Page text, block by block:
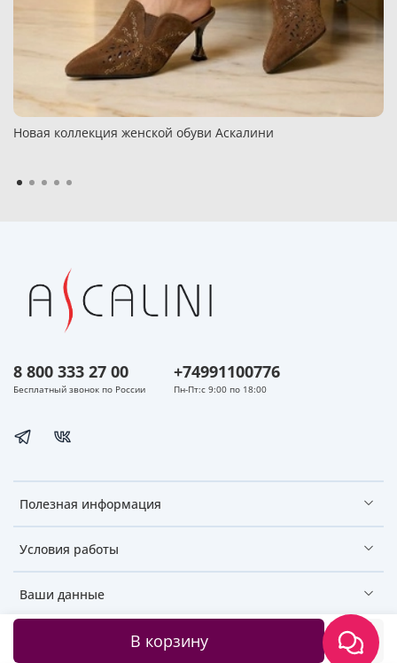
В корзину
Новая коллекция женской обуви Аскалини
Полезная информация
Условия работы
Ваши данные
8 800 333 27 00
Бесплатный звонок по России
+74991100776
Пн-Пт:с 9:00 по 18:00